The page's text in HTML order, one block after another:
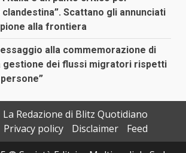
clandestina”. Scattano gli annunciati
alla frontiera
alla commemorazione di
gestione dei flussi migratori rispetti
La Redazione di Blitz Quotidiano
Privacy policy Disclaimer
Feed